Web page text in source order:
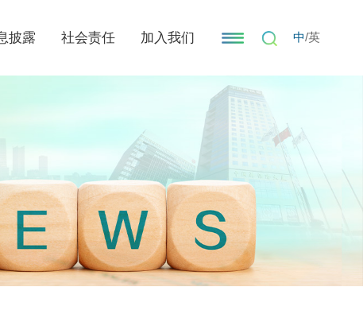
中/英
披露 社会责任 加入我们